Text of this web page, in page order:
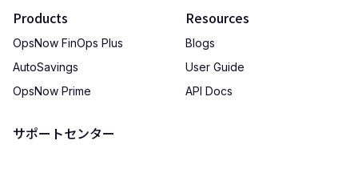
Products
OpsNow FinOps Plus
AutoSavings
OpsNow Prime
サポートセンター
Resources
Blogs
User Guide
API Docs